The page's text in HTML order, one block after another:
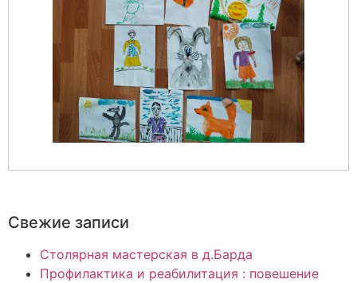
Свежие записи
Столярная мастерская в д.Барда
Профилактика и реабилитация : повешение